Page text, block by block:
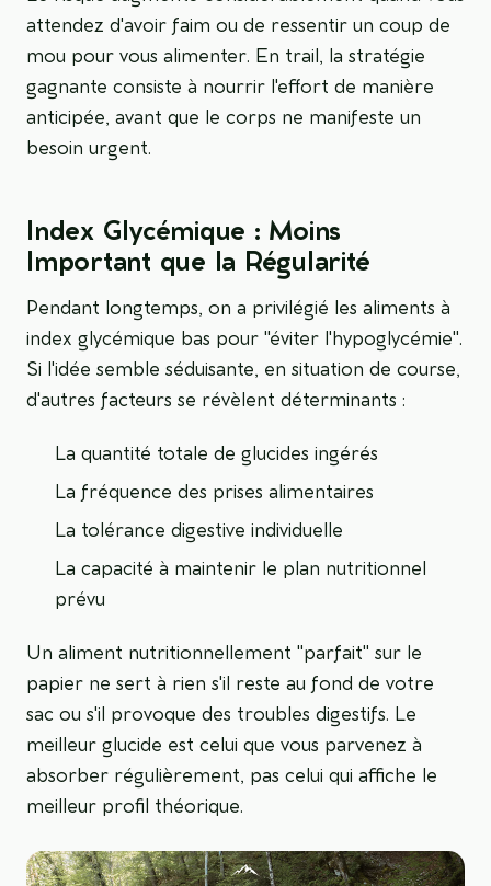
attendez d'avoir faim ou de ressentir un coup de
mou pour vous alimenter. En trail, la stratégie
gagnante consiste à nourrir l'effort de manière
anticipée, avant que le corps ne manifeste un
besoin urgent.
Index Glycémique : Moins
Important que la Régularité
Pendant longtemps, on a privilégié les aliments à
index glycémique bas pour "éviter l'hypoglycémie".
Si l'idée semble séduisante, en situation de course,
d'autres facteurs se révèlent déterminants :
La quantité totale de glucides ingérés
La fréquence des prises alimentaires
La tolérance digestive individuelle
La capacité à maintenir le plan nutritionnel
prévu
Un aliment nutritionnellement "parfait" sur le
papier ne sert à rien s'il reste au fond de votre
sac ou s'il provoque des troubles digestifs. Le
meilleur glucide est celui que vous parvenez à
absorber régulièrement, pas celui qui affiche le
meilleur profil théorique.